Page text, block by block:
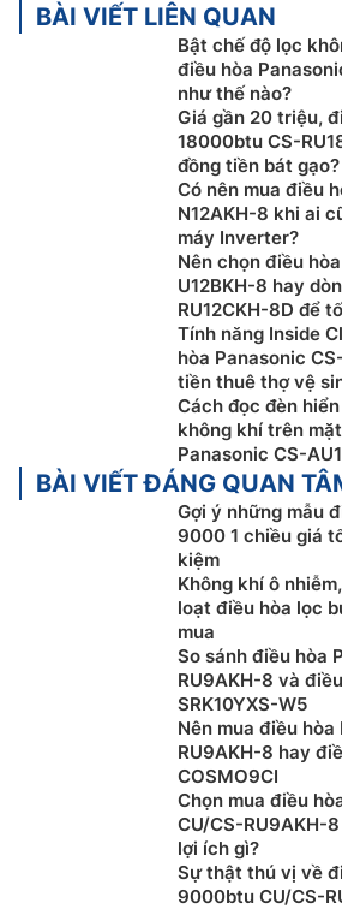
Điều hòa Panasonic 1
CU/CS-RU9AKH-8 – Làm
thì chỉ với một nút bấm
Chế độ POWERFULL làm mát căn
nhanh hơn 18%, bằng cách chạy
dàn lạnh ở tốc độ siêu cao để bạn
làm mát mạnh mẽ tức thì trong khi
Điều hòa Panasonic
RU9AKH-8 – Công nghệ 2
Điều hòa Panasonic inverterCU/
trang bị 2 động cơ điều khiển
độc lập giúp hướng luồng không
mát phòng một cách hiệu quả.
thể hướng luồng khí lạnh lên cao
không khí lạnh lan tỏa rộng khắp
đều hay còn gọi là làm lạnh dễ
BÀI VIẾT LIÊN QUAN
Bật chế độ lọc
điều hòa
như thế nào?
Giá gần 20 triệu,
18000btu CS-
đồng tiền bát gạo?
Có nên mua điều
N12AKH-8 khi ai
máy Inverter?
Nên chọn điều
U12BKH-8 hay
RU12CKH-8D để
Tính năng Inside
hòa Panasonic
tiền thuê thợ vệ
Cách đọc đèn
không khí trên
Panasonic CS-
BÀI VIẾT ĐÁNG QUAN
Gợi ý những mẫu
9000 1 chiều giá
kiệm
Không khí ô
loạt điều hòa lọc
mua
So sánh điều hòa
RU9AKH-8 và
SRK10YXS-W5
Nên mua điều
RU9AKH-8 hay
COSMO9CI
Chọn mua điều
CU/CS-RU9AKH-
lợi ích gì?
Sự thật thú vị về
9000btu CU/CS-